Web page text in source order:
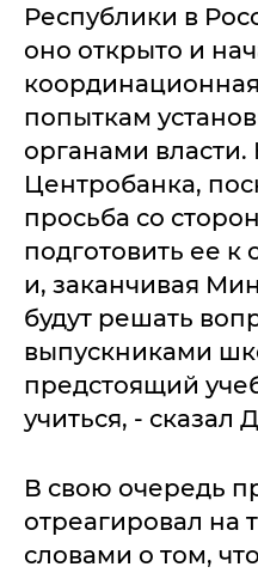
Республики в
оно открыто и
попыткам
органами власти.
Центробанка,
просьба со
подготовить ее
и, заканчивая
будут решать
выпускниками
предстоящий
учиться, - сказал
В свою очередь
отреагировал на
словами о том,